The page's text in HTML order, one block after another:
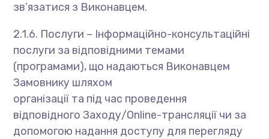
зв’язатися з Виконавцем.
2.1.6. Послуги – Інформаційно-консультаційні
послуги за відповідними темами
(програмами), що надаються Виконавцем
Замовнику шляхом
організації та під час проведення
відповідного Заходу/Online-трансляції чи за
допомогою надання доступу для перегляду